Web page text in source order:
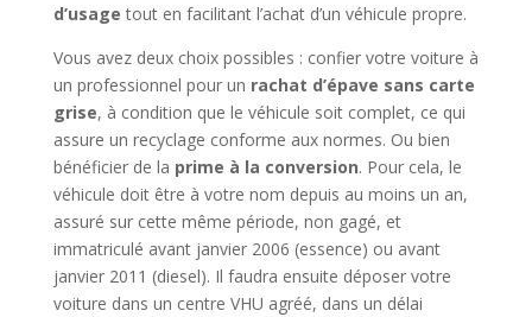
d’usage tout en facilitant l’achat d’un véhicule propre.
Vous avez deux choix possibles : confier votre voiture à
un professionnel pour un rachat d’épave sans carte
grise, à condition que le véhicule soit complet, ce qui
assure un recyclage conforme aux normes. Ou bien
bénéficier de la prime à la conversion. Pour cela, le
véhicule doit être à votre nom depuis au moins un an,
assuré sur cette même période, non gagé, et
immatriculé avant janvier 2006 (essence) ou avant
janvier 2011 (diesel). Il faudra ensuite déposer votre
voiture dans un centre VHU agréé, dans un délai